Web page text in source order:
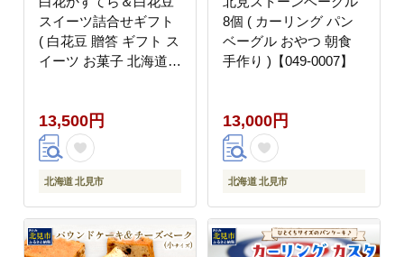
スイーツ詰合せギフト
( 白花豆 贈答 ギフト ス
イーツ お菓子 北海道
13,500円
北海道 北見市
8個 ( カーリング パン
ベーグル おやつ 朝食
手作り )【049-0007】
13,000円
北海道 北見市